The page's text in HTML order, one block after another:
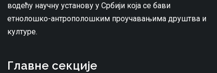
водећу научну установу у Србији која се бави
етнолошко-антрополошким проучавањима друштва и
културе.
Главне секције